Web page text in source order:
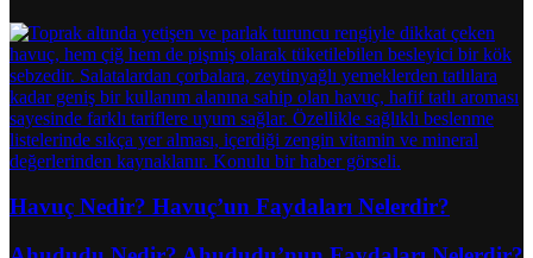
Havuç Nedir? Havuç’un Faydaları Nelerdir?